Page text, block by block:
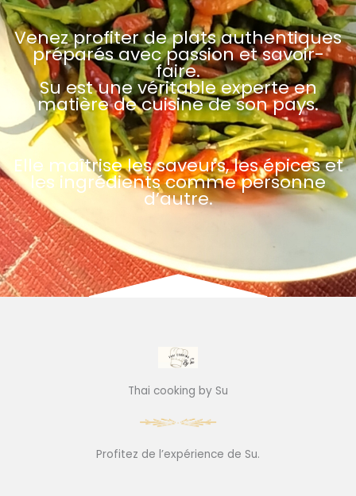
Venez profiter de plats authentiques
préparés avec passion et savoir-
faire.
Su est une véritable experte en
matière de cuisine de son pays.
Elle maîtrise les saveurs, les épices et
les ingrédients comme personne
d’autre.
Thai cooking by Su
Profitez de l’expérience de Su.